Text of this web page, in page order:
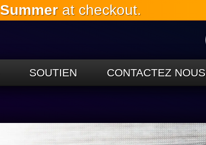
Summerat checkout.
SOUTIEN CONTACTEZ NOUS